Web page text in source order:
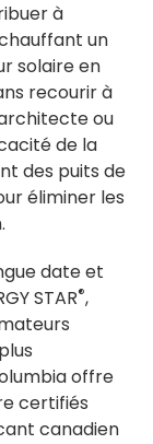
à
un
solaire en
recourir à
ou
de la
des puits de
éliminer les
date et
STAR®,
offre
certifiés
canadien